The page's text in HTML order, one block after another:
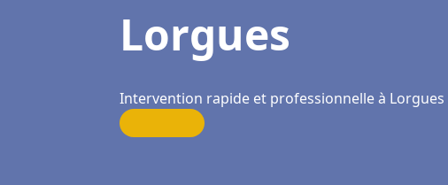
Lorgues
Intervention rapide et professionnelle à Lorgues